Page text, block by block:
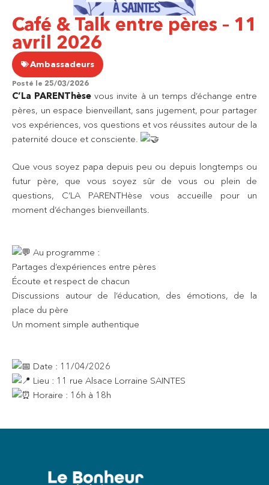
Café & Talk entre pères – 11
avril 2026
Ambassadeurs
Posté le 25/03/2026
C’La PARENThèsevous invite à un temps d’échange entre
pères, un espace bienveillant, sans jugement, pour partager
vos expériences, vos questions et vos réussites autour de la
paternité douce et consciente.
Que vous soyez papa depuis peu ou depuis longtemps ou
futur père, que vous soyez sûr de vous ou plein de
questions, C’LA PARENTHèse vous accueille pour un
moment d’échanges bienveillants.
Au programme :
Partages d’expériences entre pères
Écoute et respect de chacun
Discussions autour de l’éducation, des émotions, de la
place du père
Un moment simple authentique
Date : 11/04/2026
Lieu : 11 rue Alsace Lorraine SAINTES
Horaire : 16h à 18h